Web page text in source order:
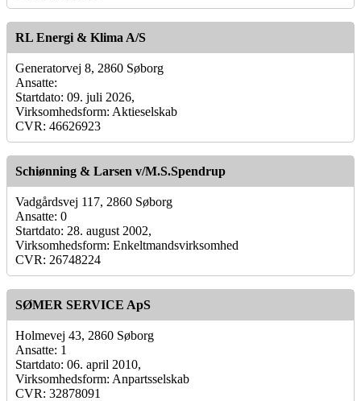
RL Energi & Klima A/S
Generatorvej 8, 2860 Søborg
Ansatte:
Startdato: 09. juli 2026,
Virksomhedsform: Aktieselskab
CVR: 46626923
Schiønning & Larsen v/M.S.Spendrup
Vadgårdsvej 117, 2860 Søborg
Ansatte: 0
Startdato: 28. august 2002,
Virksomhedsform: Enkeltmandsvirksomhed
CVR: 26748224
SØMER SERVICE ApS
Holmevej 43, 2860 Søborg
Ansatte: 1
Startdato: 06. april 2010,
Virksomhedsform: Anpartsselskab
CVR: 32878091